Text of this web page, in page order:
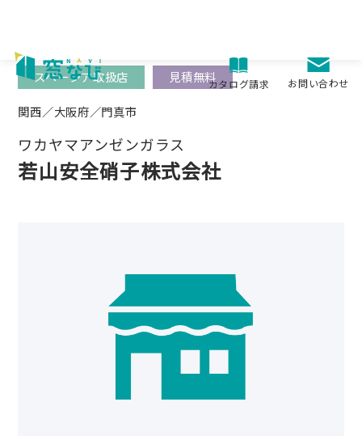
content
カタログ請求 お問い合わせ
関西／大阪府／門真市
ワカヤマアンゼンガラス
若山安全硝子株式会社
スペーシア取扱店 見積無料